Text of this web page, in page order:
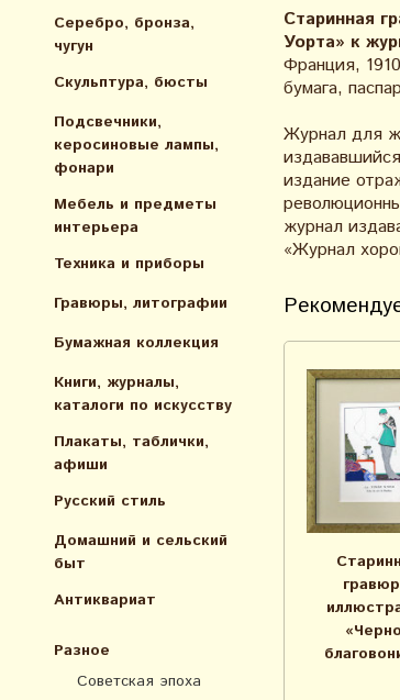
Серебро, бронза,
чугун
Скульптура, бюсты
Подсвечники,
керосиновые лампы,
фонари
Мебель и предметы
интерьера
Техника и приборы
Гравюры, литографии
Бумажная коллекция
Книги, журналы,
каталоги по искусcтву
Плакаты, таблички,
афиши
Русский стиль
Домашний и сельский
быт
Антиквариат
Разное
Советская эпоха
Старинная
Уорта» к
Франция,
бумага,
Журнал для
издание
журнал
«Журнал